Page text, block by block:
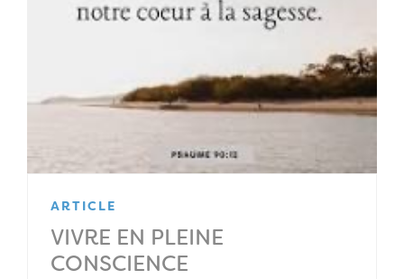
ARTICLE
VIVRE EN PLEINE
CONSCIENCE